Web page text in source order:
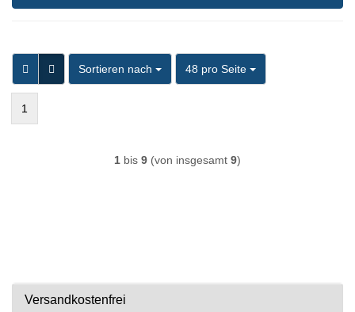
Sortieren nach
Sortieren nach 48 pro Seite
pro Seite
1
1 bis 9 (von insgesamt 9)
Versandkostenfrei